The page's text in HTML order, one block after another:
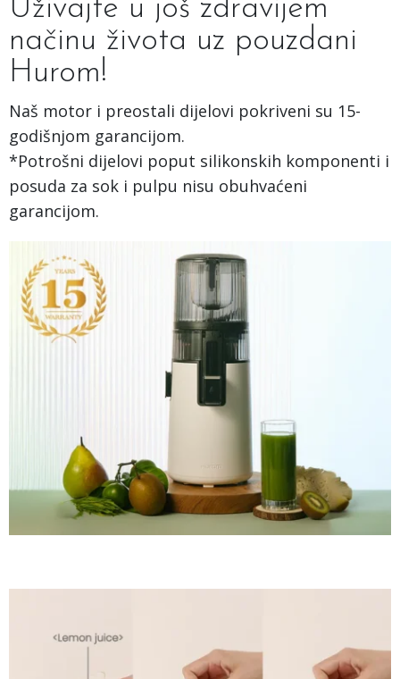
Uživajte u još zdravijem
načinu života uz pouzdani
Hurom!
Naš motor i preostali dijelovi pokriveni su 15-
godišnjom garancijom.
*Potrošni dijelovi poput silikonskih komponenti i
posuda za sok i pulpu nisu obuhvaćeni
garancijom.